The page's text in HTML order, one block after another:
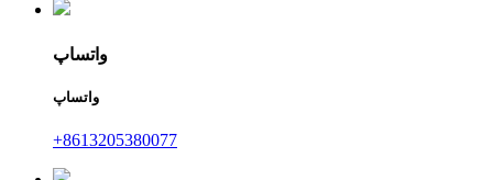
واتساپ
واتساپ
‎+8613205380077‎